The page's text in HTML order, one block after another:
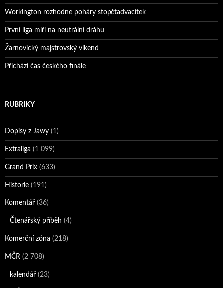
Workington rozhodne poháry stopětadvacítek
První liga míří na neutrální dráhu
Žarnovický majstrovský víkend
Přichází čas českého finále
RUBRIKY
Dopisy z Jawy (1)
Extraliga (1 099)
Grand Prix (633)
Historie (191)
Komentář (36)
Čtenářský příběh (4)
Komerční zóna (218)
MČR (2 708)
kalendář (23)